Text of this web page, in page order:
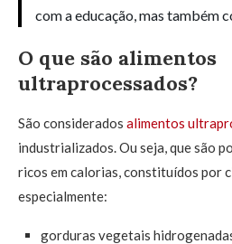
com a educação, mas também
O que são alimentos
ultraprocessados?
São considerados alimentos
industrializados. Ou seja, que são
ricos em calorias, constituídos por
especialmente:
gorduras vegetais